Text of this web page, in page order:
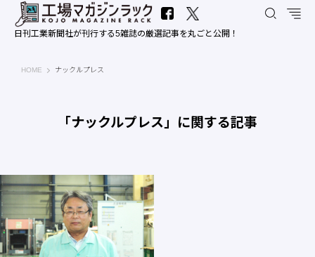
日刊工業新聞社が刊行する5雑誌の厳選記事を丸ごと公開！
HOME 工場マガジンラック｜日刊工業新聞社
ナックルプレス
「ナックルプレス」に関する記事